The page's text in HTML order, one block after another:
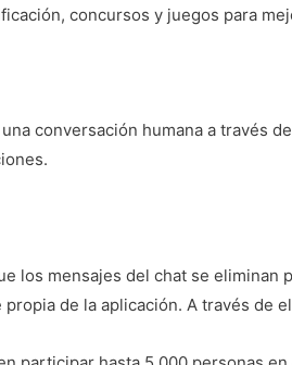
concursos y juegos para
conversación humana a través
los mensajes del chat se
propia de la aplicación. A través de